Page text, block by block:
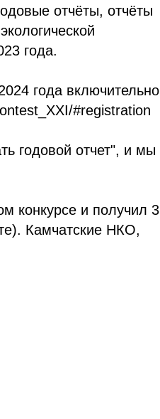
отчёты, отчёты
года.
года включительно
#registration
годовой отчет", и мы
конкурсе и получил 3
). Камчатские НКО,